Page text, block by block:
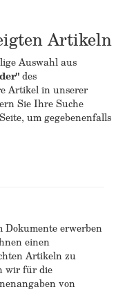
Artikeln
Auswahl aus
des
Artikel in unserer
Sie Ihre Suche
um gegebenenfalls
Dokumente erwerben
einen
Artikeln zu
wir für die
von